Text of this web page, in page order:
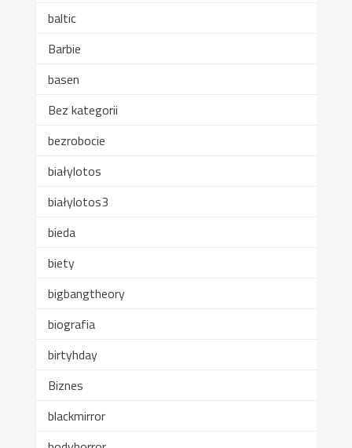
baltic
Barbie
basen
Bez kategorii
bezrobocie
białylotos
białylotos3
bieda
biety
bigbangtheory
biografia
birtyhday
Biznes
blackmirror